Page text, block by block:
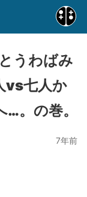
うわばみ
vs七人か
。の巻。
7年前